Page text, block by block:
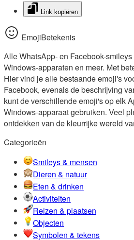
Link kopiëren
EmojiBetekenis
Alle WhatsApp- en Facebook-
Windows-apparaten en meer. Met
Hier vind je alle bestaande emoji's
Facebook, evenals de beschrijving
kunt de verschillende emoji's op elk
Windows-apparaat gebruiken. Veel
ontdekken van de kleurrijke wereld
Categorieën
Smileys & mensen
Dieren & natuur
Eten & drinken
Activiteiten
Reizen & plaatsen
Objecten
Symbolen & tekens